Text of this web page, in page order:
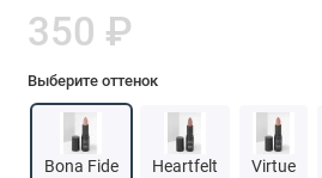
350 ₽
Выберите оттенок
Bona Fide Heartfelt Virtue